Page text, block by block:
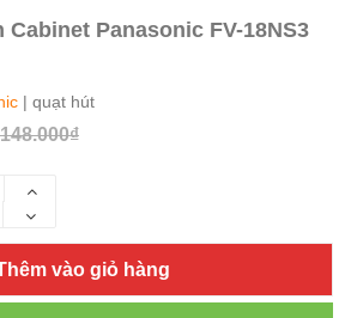
Panasonic FV-18NS3
| quạt hút
vào giỏ hàng